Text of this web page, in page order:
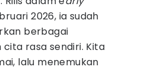
2026, ia sudah
berbagai
rasa sendiri. Kita
lalu menemukan